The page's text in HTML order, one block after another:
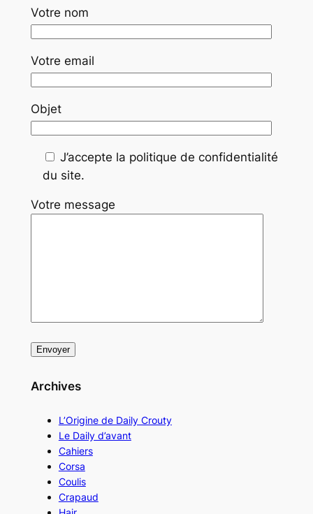
Votre nom
Votre email
Objet
J’accepte la politique de confidentialité
du site.
Votre message
Archives
L’Origine de Daily Crouty
Le Daily d’avant
Cahiers
Corsa
Coulis
Crapaud